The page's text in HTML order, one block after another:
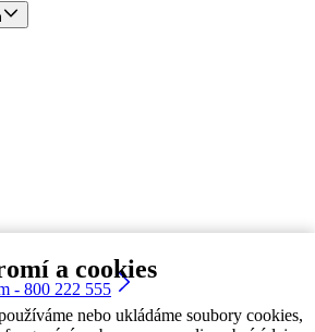
a cookies
nebo ukládáme soubory cookies,
- 800 222 555